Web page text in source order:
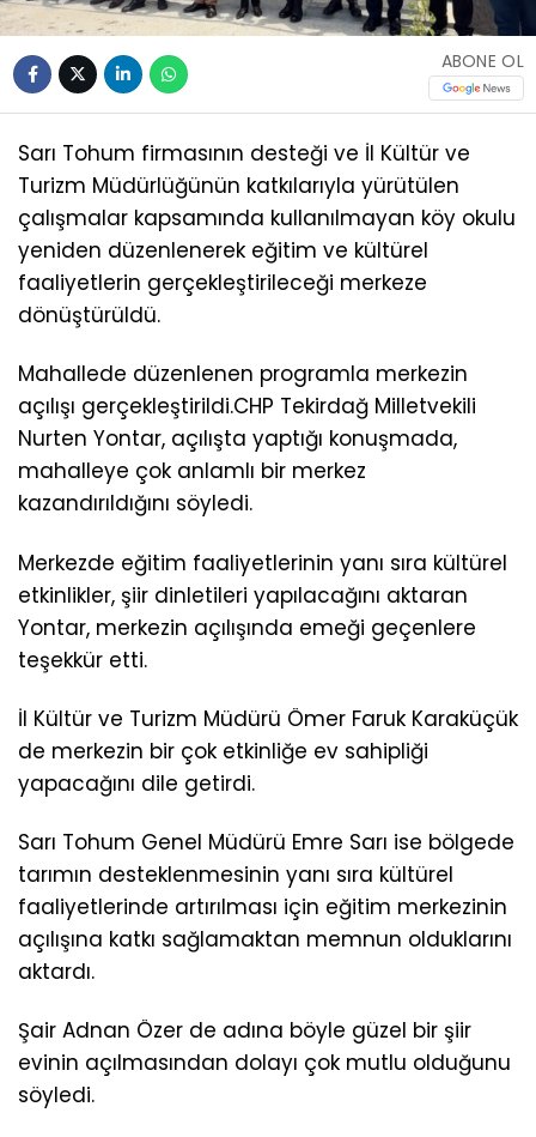
ABONE OL
Sarı Tohum firmasının desteği ve İl Kültür ve
Turizm Müdürlüğünün katkılarıyla yürütülen
çalışmalar kapsamında kullanılmayan köy okulu
yeniden düzenlenerek eğitim ve kültürel
faaliyetlerin gerçekleştirileceği merkeze
dönüştürüldü.
Mahallede düzenlenen programla merkezin
açılışı gerçekleştirildi.CHP Tekirdağ Milletvekili
Nurten Yontar, açılışta yaptığı konuşmada,
mahalleye çok anlamlı bir merkez
kazandırıldığını söyledi.
Merkezde eğitim faaliyetlerinin yanı sıra kültürel
etkinlikler, şiir dinletileri yapılacağını aktaran
Yontar, merkezin açılışında emeği geçenlere
teşekkür etti.
İl Kültür ve Turizm Müdürü Ömer Faruk Karaküçük
de merkezin bir çok etkinliğe ev sahipliği
yapacağını dile getirdi.
Sarı Tohum Genel Müdürü Emre Sarı ise bölgede
tarımın desteklenmesinin yanı sıra kültürel
faaliyetlerinde artırılması için eğitim merkezinin
açılışına katkı sağlamaktan memnun olduklarını
aktardı.
Şair Adnan Özer de adına böyle güzel bir şiir
evinin açılmasından dolayı çok mutlu olduğunu
söyledi.